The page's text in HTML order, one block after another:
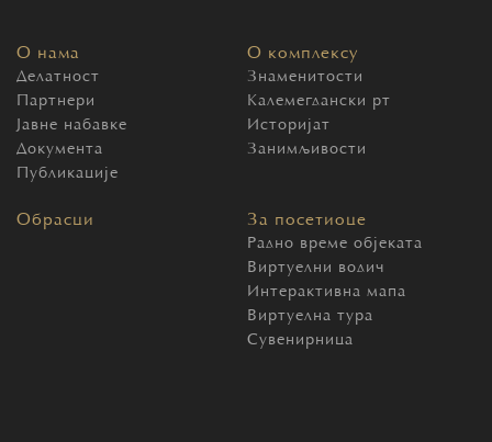
О нама
Делатност
Партнери
Јавне набавке
Документа
Публикације
О комплексу
Знаменитости
Калемегдански рт
Историјат
Занимљивости
Обрасци За посетиоце
Радно време објеката
Виртуелни водич
Интерактивна мапа
Виртуелна тура
Сувенирница